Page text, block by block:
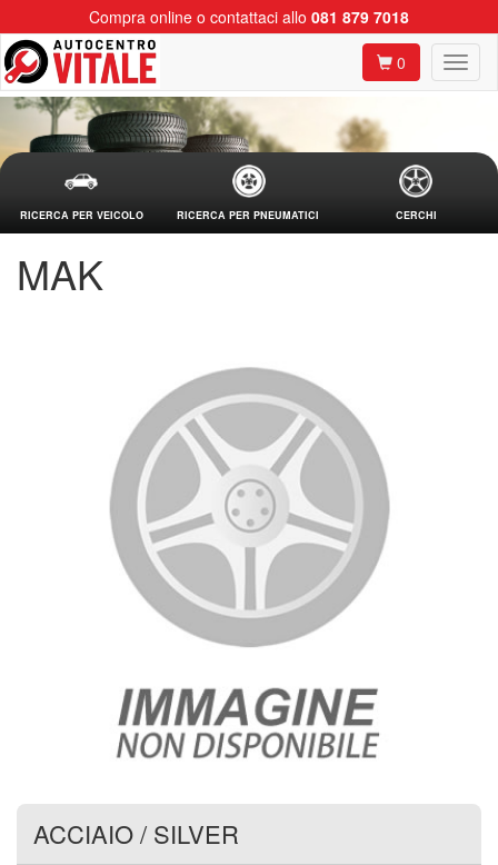
Compra online o contattaci allo 081 879 7018
0
RICERCA PER VEICOLO RICERCA PER PNEUMATICI CERCHI
MAK
ACCIAIO/ SILVER